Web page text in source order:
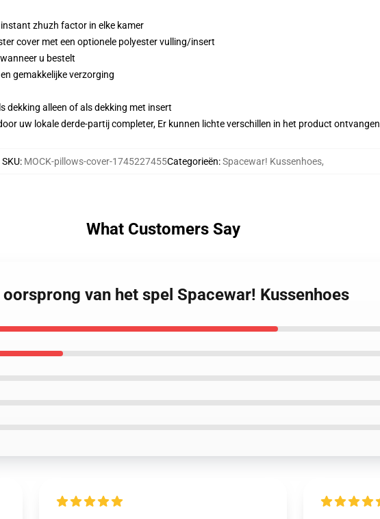
zhuzh factor in elke kamer
cover met een optionele polyester vulling/insert
u bestelt
gemakkelijke verzorging
dekking alleen of als dekking met insert
uw lokale derde-partij completer, Er kunnen lichte verschillen in het product ontvangen
SKU: MOCK-pillows-cover-1745227455Categorieën:Spacewar! Kussenhoes,
What Customers Say
van het spel Spacewar! Kussenhoes